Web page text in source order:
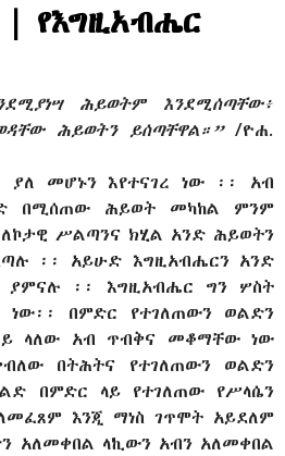
| የእግዚአብሔር
ሕይወትም እንደሚሰጣቸው፥
ሕይወትን ይሰጣቸዋል።”/ዮሐ.
ያለ መሆኑን እየተናገረ ነው ፡፡ አብ
በሚሰጠው ሕይወት መካከል ምንም
ሥልጣንና ክሂል አንድ ሕይወትን
፡፡ አይሁድ እግዚአብሔርን አንድ
፡፡ እግዚአብሔር ግን ሦስት
ነው፡፡ በምድር የተገለጠውን ወልድን
ላለው አብ ጥብቅና መቆማቸው ነው
በትሕትና የተገለጠውን ወልድን
በምድር ላይ የተገለጠው የሥላሴን
እንጂ ማነስ ገጥሞት አይደለም
አለመቀበል ላኪውን አብን አለመቀበል